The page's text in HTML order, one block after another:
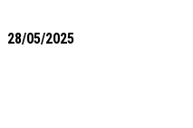
28/05/2025